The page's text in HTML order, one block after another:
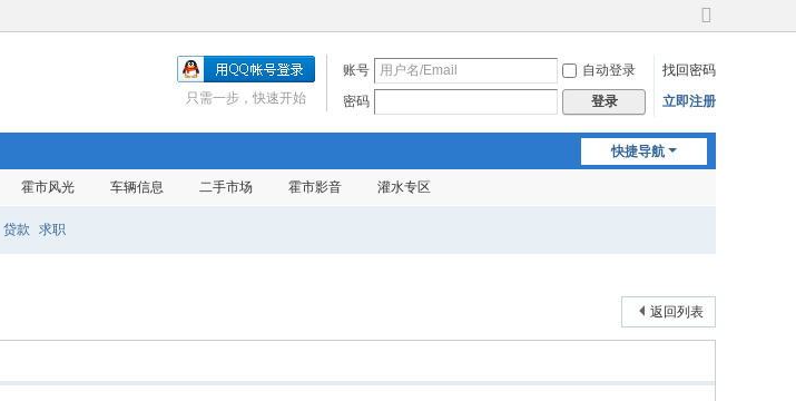
切
到
宽
账号 自动登录
找回密码
密码
登录 立即注册
只需一步，快速开始
快捷导航
霍市风光 车辆信息 二手市场 霍市影音 灌水专区
贷款 求职
返回列表